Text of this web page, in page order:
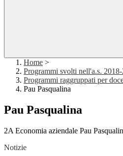
Home >
Programmi svolti nell'a.s.
Programmi raggruppati per
Pau Pasqualina
Pau Pasqualina
2A Economia aziendale Pau
Notizie